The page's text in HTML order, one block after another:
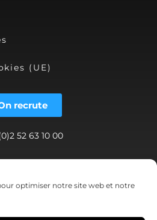
optimiser notre site web et notre
(UE)
recrute
52 63 10 00